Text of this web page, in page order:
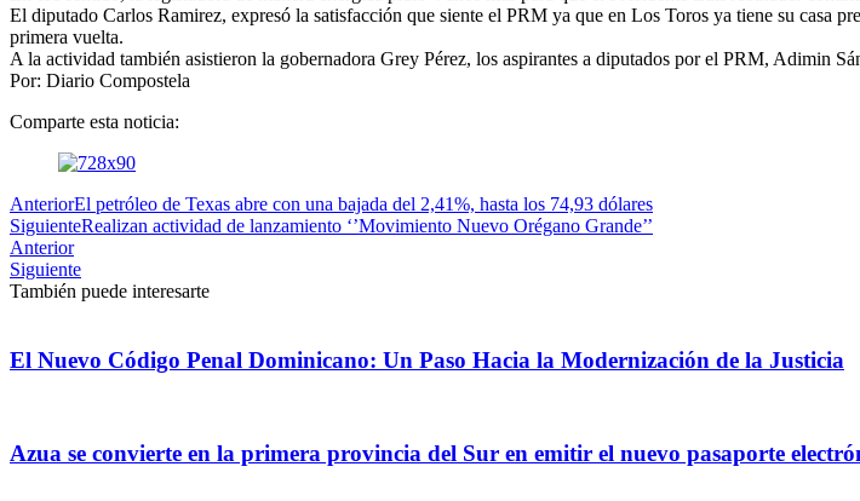
El diputado Carlos Ramirez, expresó la satisfacción que siente el PRM ya que en Los Toros ya tiene su casa
primera vuelta.
A la actividad también asistieron la gobernadora Grey Pérez, los aspirantes a diputados por el PRM, Adimin
Por: Diario Compostela
Comparte esta noticia:
AnteriorEl petróleo de Texas abre con una bajada del 2,41%, hasta los 74,93 dólares
SiguienteRealizan actividad de lanzamiento ‘’Movimiento Nuevo Orégano Grande’’
Anterior
Siguiente
También puede interesarte
El Nuevo Código Penal Dominicano: Un Paso Hacia la Modernización de la Justicia
Azua se convierte en la primera provincia del Sur en emitir el nuevo pasaporte